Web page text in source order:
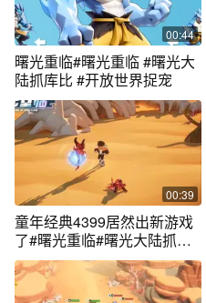
00:44
曙光重临#曙光重临 #曙光大
陆抓库比 #开放世界捉宠
00:39
童年经典4399居然出新游戏
了#曙光重临#曙光大陆抓库
比